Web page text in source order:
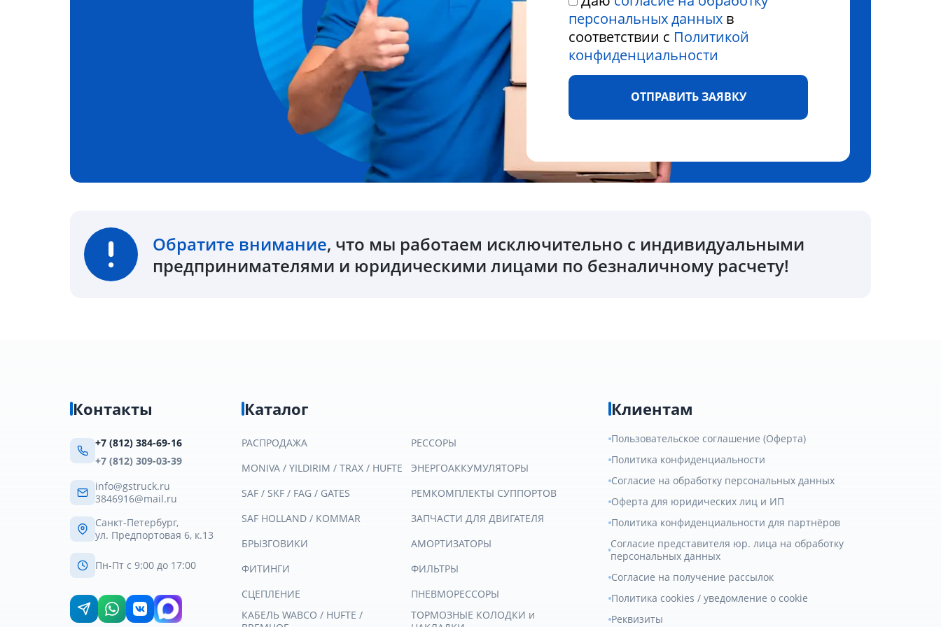
персональных данных в
соответствии с Политикой
конфиденциальности
ОТПРАВИТЬ ЗАЯВКУ
Обратите внимание, что мы работаем исключительно с индивидуальными
предпринимателями и юридическими лицами по безналичному расчету!
Контакты
+7 (812) 384-69-16
+7 (812) 309-03-39
info@gstruck.ru
3846916@mail.ru
Санкт-Петербург,
ул. Предпортовая 6, к.13
Пн-Пт с 9:00 до 17:00
Каталог
РАСПРОДАЖА
MONIVA / YILDIRIM / TRAX / HUFTE
SAF / SKF / FAG / GATES
SAF HOLLAND / KOMMAR
БРЫЗГОВИКИ
ФИТИНГИ
СЦЕПЛЕНИЕ
КАБЕЛЬ WABCO / HUFTE /
РЕССОРЫ
ЭНЕРГОАККУМУЛЯТОРЫ
РЕМКОМПЛЕКТЫ СУППОРТОВ
ЗАПЧАСТИ ДЛЯ ДВИГАТЕЛЯ
АМОРТИЗАТОРЫ
ФИЛЬТРЫ
ПНЕВМОРЕССОРЫ
ТОРМОЗНЫЕ КОЛОДКИ и
Клиентам
Пользовательское соглашение (Оферта)
Политика конфиденциальности
Согласие на обработку персональных данных
Оферта для юридических лиц и ИП
Политика конфиденциальности для партнёров
Согласие представителя юр. лица на обработку
персональных данных
Согласие на получение рассылок
Политика cookies / уведомление о cookie
Реквизиты